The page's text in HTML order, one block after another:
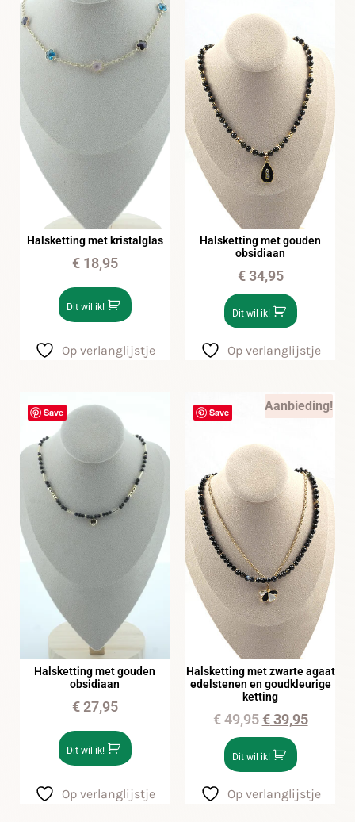
Halsketting met kristalglas
€18,95
Dit wil ik!
Op verlanglijstje
Halsketting met gouden
obsidiaan
€34,95
Dit wil ik!
Op verlanglijstje
Save
Halsketting met gouden
obsidiaan
€27,95
Dit wil ik!
Op verlanglijstje
Save Aanbieding!
Halsketting met zwarte agaat
edelstenen en goudkleurige
ketting
€49,95 €39,95
Dit wil ik!
Op verlanglijstje